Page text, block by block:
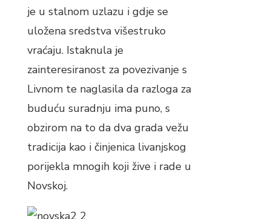
je u stalnom uzlazu i gdje se
uložena sredstva višestruko
vraćaju. Istaknula je
zainteresiranost za povezivanje s
Livnom te naglasila da razloga za
buduću suradnju ima puno, s
obzirom na to da dva grada vežu
tradicija kao i činjenica livanjskog
porijekla mnogih koji žive i rade u
Novskoj.